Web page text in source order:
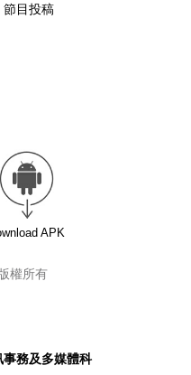
節目投稿
APK
權所有
務及多媒體科